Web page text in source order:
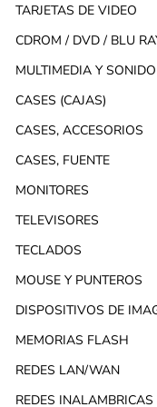
TARJETAS DE VIDEO
CDROM / DVD / BLU
MULTIMEDIA Y SONIDO
CASES (CAJAS)
CASES, ACCESORIOS
CASES, FUENTE
MONITORES
TELEVISORES
TECLADOS
MOUSE Y PUNTEROS
DISPOSITIVOS DE
MEMORIAS FLASH
REDES LAN/WAN
REDES INALAMBRICAS